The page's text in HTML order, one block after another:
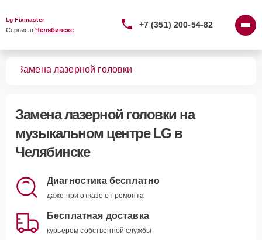
Lg Fixmaster
Сервис в Челябинске
+7 (351) 200-54-82
Замена лазерной головки
Замена лазерной головки на
музыкальном центре LG в
Челябинске
Диагностика бесплатно
даже при отказе от ремонта
Бесплатная доставка
курьером собственной службы